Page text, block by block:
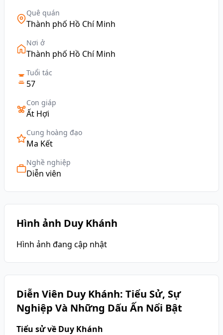
Quê quán
Thành phố Hồ Chí Minh
Nơi ở
Thành phố Hồ Chí Minh
Tuổi tác
57
Con giáp
Ất Hợi
Cung hoàng đạo
Ma Kết
Nghề nghiệp
Diễn viên
Hình ảnh Duy Khánh
Hình ảnh đang cập nhật
Diễn Viên Duy Khánh: Tiểu Sử, Sự
Nghiệp Và Những Dấu Ấn Nổi Bật
Tiểu sử về Duy Khánh